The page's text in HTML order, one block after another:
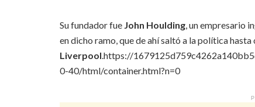
Su fundador fue John Houlding, un empresario
en dicho ramo, que de ahí saltó a la política
Liverpool.https://
0-40/html/container.html?n=0